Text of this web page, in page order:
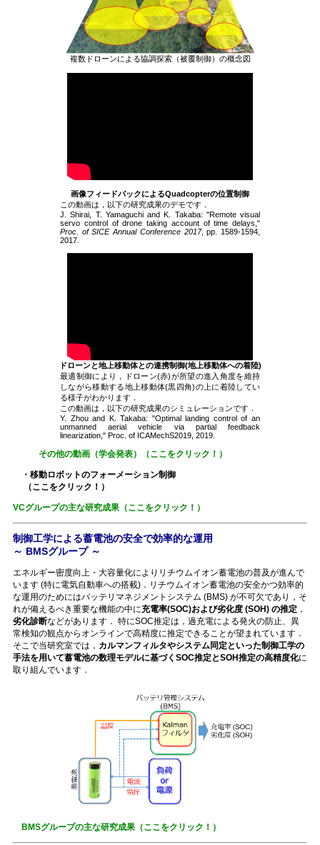
複数ドローンによる協調探索（被覆制御）の概念図
画像フィードバックによるQuadcopterの位置制御
この動画は，以下の研究成果のデモです．
J. Shirai, T. Yamaguchi and K. Takaba: "Remote visual
servo control of drone taking account of time delays,"
Proc. of SICE Annual Conference 2017, pp. 1589-1594,
2017.
ドローンと地上移動体との連携制御(地上移動体への着陸)
最適制御により，ドローン(赤)が所望の進入角度を維持
しながら移動する地上移動体(黒四角)の上に着陸してい
る様子がわかります．
この動画は，以下の研究成果のシミュレーションです．
Y. Zhou and K. Takaba: "Optimal landing control of an
unmanned aerial vehicle via partial feedback
linearization," Proc. of ICAMechS2019, 2019.
その他の動画（学会発表）（ここをクリック！）
・移動ロボットのフォーメーション制御
（ここをクリック！）
VCグループの主な研究成果（ここをクリック！）
制御工学による蓄電池の安全で効率的な運用
～ BMSグループ ～
エネルギー密度向上・大容量化によりリチウムイオン蓄電池の普及が進んで
います (特に電気自動車への搭載)．リチウムイオン蓄電池の安全かつ効率的
な運用のためにはバッテリマネジメントシステム (BMS) が不可欠であり，そ
れが備えるべき重要な機能の中に充電率(SOC)および劣化度 (SOH) の推定 ，
劣化診断などがあります． 特にSOC推定は，過充電による発火の防止、異
常検知の観点からオンラインで高精度に推定できることが望まれています．
そこで当研究室では， カルマンフィルタやシステム同定といった制御工学の
手法を用いて蓄電池の数理モデルに基づくSOC推定とSOH推定の高精度化に
取り組んでいます．
BMSグループの主な研究成果（ここをクリック！）